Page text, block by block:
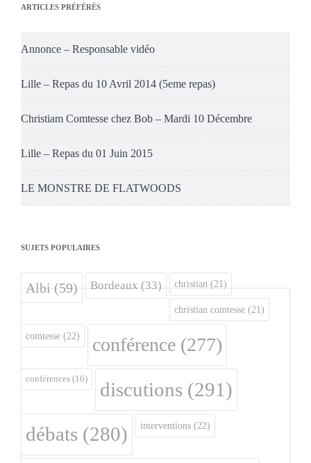
ARTICLES PRÉFÉRÉS
Annonce – Responsable vidéo
Lille – Repas du 10 Avril 2014 (5eme repas)
Christiam Comtesse chez Bob – Mardi 10 Décembre
Lille – Repas du 01 Juin 2015
LE MONSTRE DE FLATWOODS
SUJETS POPULAIRES
Albi(59) Bordeaux(33) christian (21)
christian comtesse (21)
comtesse (22) conférence (277)
conférences (16) discutions (291)
débats (280) interventions (22)